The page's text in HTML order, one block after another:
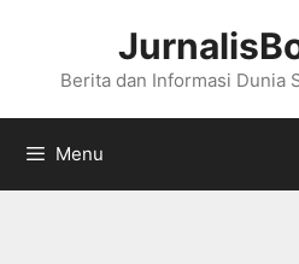
Berita dan Informasi Dunia
Menu